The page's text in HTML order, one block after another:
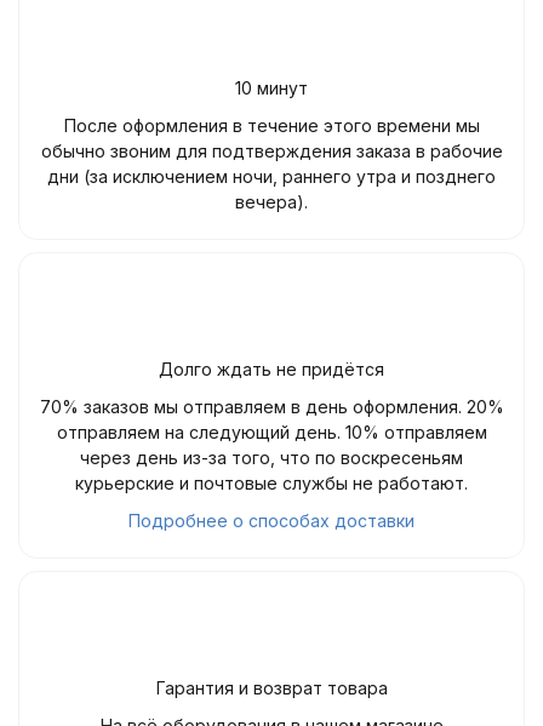
10 минут
После оформления в течение этого времени мы
обычно звоним для подтверждения заказа в рабочие
дни (за исключением ночи, раннего утра и позднего
вечера).
Долго ждать не придётся
70% заказов мы отправляем в день оформления. 20%
отправляем на следующий день. 10% отправляем
через день из-за того, что по воскресеньям
курьерские и почтовые службы не работают.
Подробнее о способах доставки
Гарантия и возврат товара